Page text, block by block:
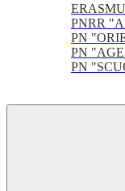
PNRR
PN
PN
PN